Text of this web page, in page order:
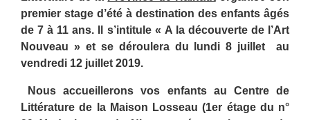
premier stage d’été à destination des enfants âgés
de 7 à 11 ans. Il s’intitule « A la découverte de l’Art
Nouveau » et se déroulera du lundi 8 juillet au
vendredi 12 juillet 2019.
Nous accueillerons vos enfants au Centre de
Littérature de la Maison Losseau (1er étage du n°